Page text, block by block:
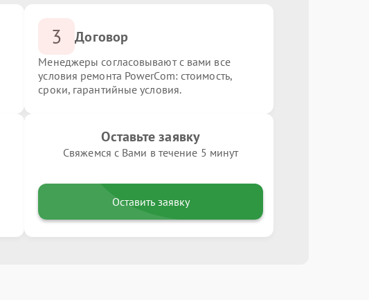
3 Договор
Менеджеры согласовывают с вами все
условия ремонта PowerCom: стоимость,
сроки, гарантийные условия.
Оставьте заявку
Свяжемся с Вами в течение 5 минут
Оставить заявку